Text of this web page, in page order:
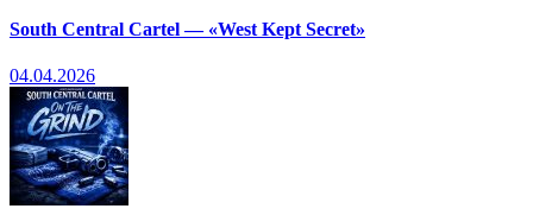
South Central Cartel — «West Kept Secret»
04.04.2026